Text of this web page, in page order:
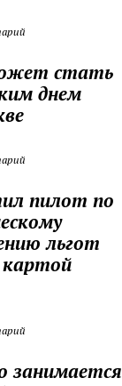
стать
днем
пилот по
льгот
занимается